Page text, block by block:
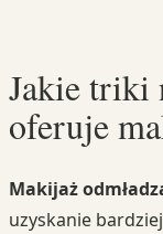
Jakie triki
oferuje
Makijaż
uzyskanie